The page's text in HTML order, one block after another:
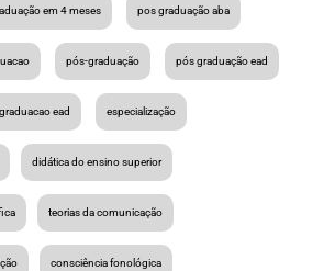
em 4 meses pos graduação aba
pós-graduação pós graduação ead
ead especialização
didática do ensino superior
teorias da comunicação
consciência fonológica